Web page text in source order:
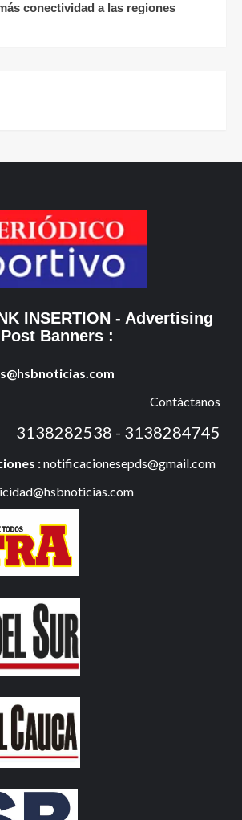
conectividad a las regiones
INSERTION - Advertising
Banners :
Contáctanos
3138282538 - 3138284745
:notificacionesepds@gmail.com